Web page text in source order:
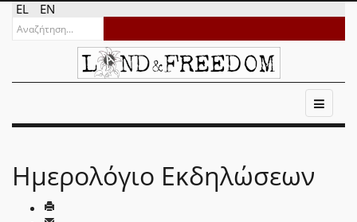
EL EN
Ημερολόγιο Εκδηλώσεων